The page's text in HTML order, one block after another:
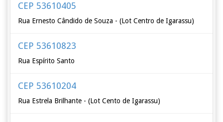
CEP 53610405
Rua Ernesto Cândido de Souza - (Lot Centro de Igarassu)
CEP 53610823
Rua Espírito Santo
CEP 53610204
Rua Estrela Brilhante - (Lot Cento de Igarassu)